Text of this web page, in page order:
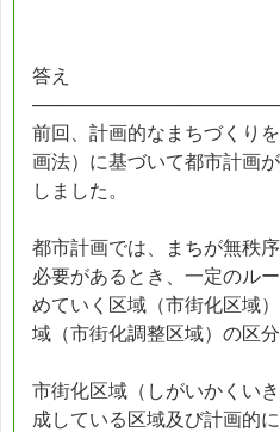
答え
前回、計画的なまちづくり
画法）に基づいて都市計画
しました。
都市計画では、まちが無秩
必要があるとき、一定のル
めていく区域（市街化区域
域（市街化調整区域）の区分
市街化区域（しがいかくい
成している区域及び計画的